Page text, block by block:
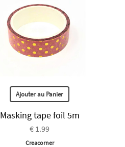
Ajouter au Panier
Masking tape foil 5m
€ 1.99
Creacorner